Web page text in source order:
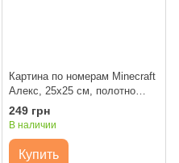
Картина по номерам Minecraft
Алекс, 25х25 см, полотно
цветное, Santi
249 грн
В наличии
Купить